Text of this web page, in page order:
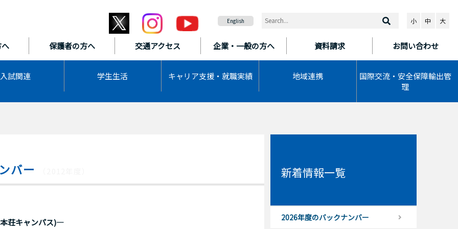
保護者の方へ 交通アクセス 企業・一般の方へ 資料請求 お問い合わせ
入試関連 学生生活 キャリア支援・ 就職実績 地域連携
国際交流・安全保障輸出管
理
English 小 中 大
バー
荘キャンパス)―
新着情報一覧
2026年度のバックナンバー